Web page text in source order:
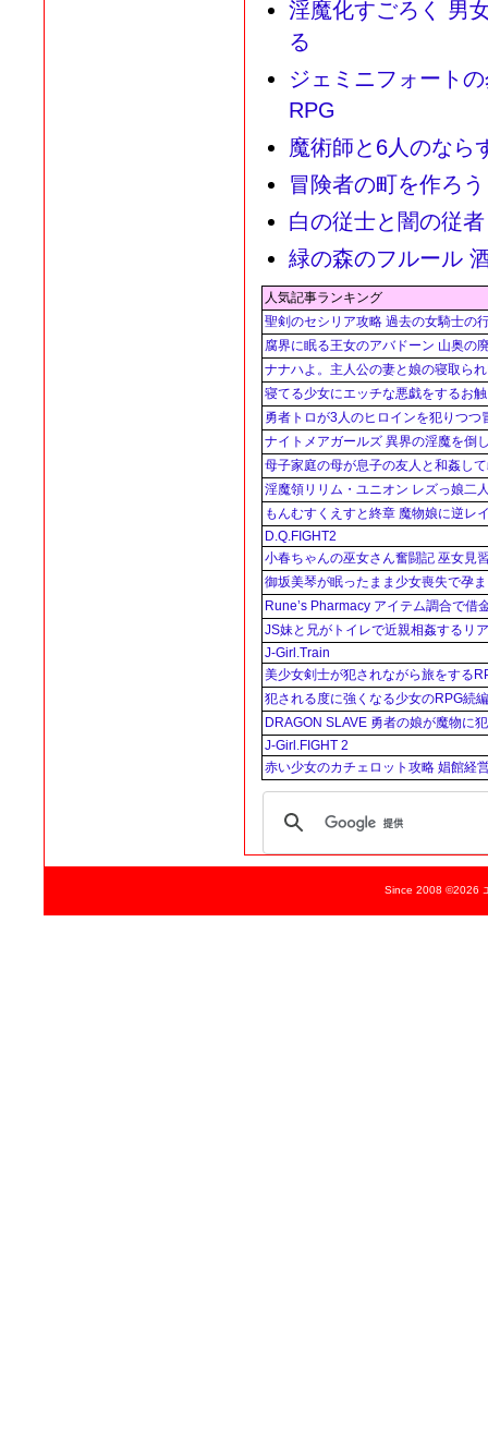
淫魔化すごろく 男
る
ジェミニフォート
RPG
魔術師と6人のなら
冒険者の町を作ろ
白の従士と闇の従
緑の森のフルール
人気記事ランキング
聖剣のセシリア攻略 過去の女騎士の
腐界に眠る王女のアバドーン 山奥の
ナナハよ。主人公の妻と娘の寝取ら
寝てる少女にエッチな悪戯をするお
勇者トロが3人のヒロインを犯りつつ
ナイトメアガールズ 異界の淫魔を倒
母子家庭の母が息子の友人と和姦し
淫魔領リリム・ユニオン レズっ娘二
もんむすくえすと終章 魔物娘に逆レ
D.Q.FIGHT2
小春ちゃんの巫女さん奮闘記 巫女見
御坂美琴が眠ったまま少女喪失で孕
Rune’s Pharmacy アイテム調合で借
JS妹と兄がトイレで近親相姦するリ
J-Girl.Train
美少女剣士が犯されながら旅をする
犯される度に強くなる少女のRPG続編
DRAGON SLAVE 勇者の娘が魔物に
J-Girl.FIGHT 2
赤い少女のカチェロット攻略 娼館経
Since 2008 ©2026